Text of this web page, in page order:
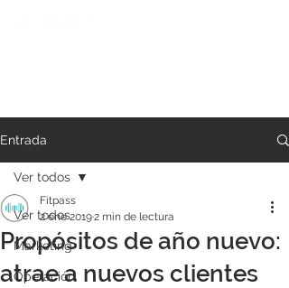
Entrada
Ver todos
Marketing
Operación
Ver todos
Propósitos de año nuevo:
atrae a nuevos clientes
Fitpass
2 ene 20192 min de lectura